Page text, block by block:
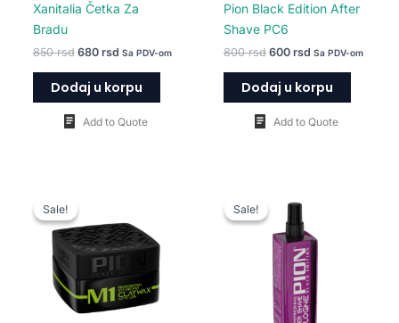
Xanitalia Četka Za
Bradu
850rsd 680 rsd Sa PDV-om
Dodaj u korpu
Add to Quote
Pion Black Edition After
Shave PC6
800rsd 600 rsd Sa PDV-om
Dodaj u korpu
Add to Quote
Sale!
Sale!
je
bila:
600 rsd.
480 rsd.
Sale!
Sale!
cena
je
bila:
800 rsd.
600 rsd.